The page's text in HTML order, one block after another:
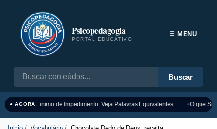
Psicopedagogia
PORTAL EDUCATIVO
Buscar
☰ MENU
● AGORASinônimo de Impedimento: Veja Palavras Equivalentes O que